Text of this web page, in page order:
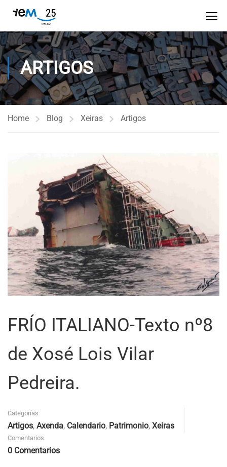
ARTIGOS
Home Blog Xeiras Artigos
FRÍO ITALIANO-Texto nº8
de Xosé Lois Vilar
Pedreira.
Categorías
Artigos, Axenda, Calendario, Patrimonio, Xeiras
Comentarios
0 Comentarios